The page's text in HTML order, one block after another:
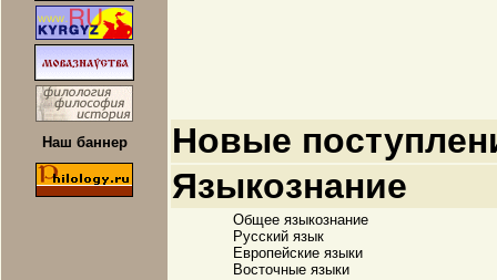
Наш баннер
Новые
Языкознание
Общее языкознание
Русский язык
Европейские языки
Восточные языки